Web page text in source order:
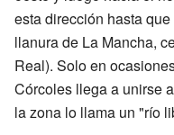
esta dirección hasta
llanura de La Mancha,
Real). Solo en
Córcoles llega a unirse
la zona lo llama un "río